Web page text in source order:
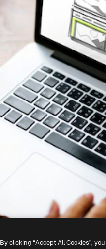
By clicking “Accept All Cookies”,